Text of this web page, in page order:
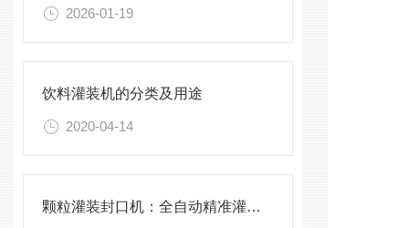
2026-01-19
饮料灌装机的分类及用途
2020-04-14
颗粒灌装封口机：全自动精准灌装，助力食品化工高效生产